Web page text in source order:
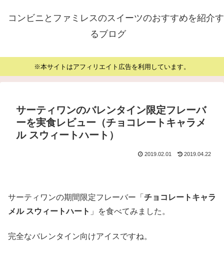
コンビニとファミレスのスイーツのおすすめを紹介す
るブログ
※本サイトはアフィリエイト広告を利用しています。
サーティワンのバレンタイン限定フレーバ
ーを実食レビュー（チョコレートキャラメ
ル スウィートハート）
2019.02.01 2019.04.22
サーティワンの期間限定フレーバー「 チョコレートキャラ
メル スウィートハート 」を食べてみました。
完全なバレンタイン向けアイスですね。